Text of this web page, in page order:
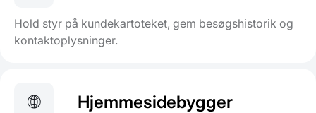
Hold styr på kundekartoteket, gem besøgshistorik og
kontaktoplysninger.
🌐 Hjemmesidebygger